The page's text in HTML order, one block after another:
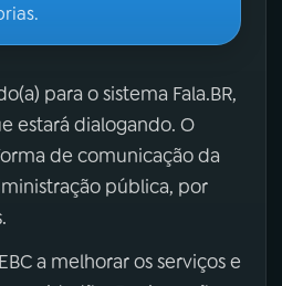
para o sistema Fala.BR,
estará dialogando. O
de comunicação da
pública, por
a melhorar os serviços e